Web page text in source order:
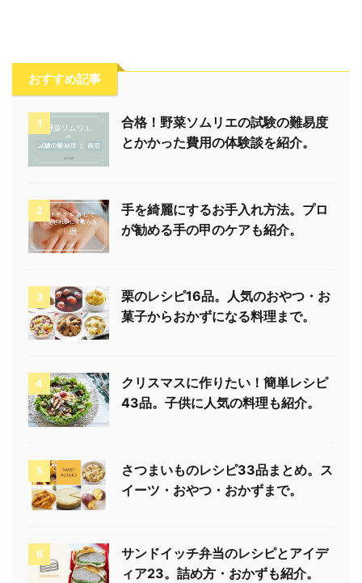
おすすめ記事
1
合格！野菜ソムリエの試験の難易度
とかかった費用の体験談を紹介。
2
手を綺麗にするお手入れ方法。プロ
が勧める手の甲のケアも紹介。
3
栗のレシピ16品。人気のおやつ・お
菓子からおかずになる料理まで。
4
クリスマスに作りたい！簡単レシピ
43品。子供に人気の料理も紹介。
5
さつまいものレシピ33品まとめ。ス
イーツ・おやつ・おかずまで。
6
サンドイッチ弁当のレシピとアイデ
ィア23。詰め方・おかずも紹介。